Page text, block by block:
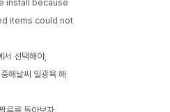
install because
items could not
서 선택해야
해날씨 일광욕 해